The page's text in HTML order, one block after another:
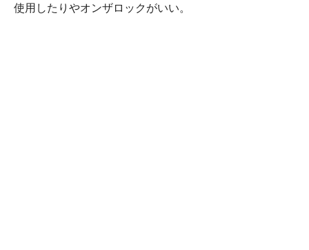
使用したりやオンザロックがいい。